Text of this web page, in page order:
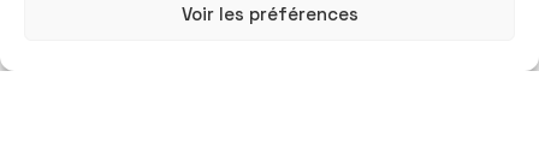
Voir les préférences
© 2025 Morocco Automotive Engineering - EngiMA,